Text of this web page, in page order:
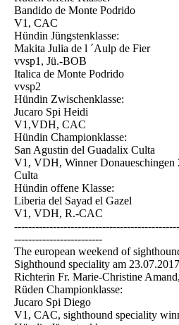
Bandido de Monte Podrido
V1, CAC
Hündin Jüngstenklasse:
Makita Julia de l ´Aulp de Fier
vvsp1, Jü.-BOB
Italica de Monte Podrido
vvsp2
Hündin Zwischenklasse:
Jucaro Spi Heidi
V1,VDH, CAC
Hündin Championklasse:
San Agustin del Guadalix Culta
V1, VDH, Winner Donaueschingen
Culta
Hündin offene Klasse:
Liberia del Sayad el Gazel
V1, VDH, R.-CAC
-------------------------
The european weekend of
Sighthound speciality am
Richterin Fr. Marie-Christine
Rüden Championklasse:
Jucaro Spi Diego
V1, CAC, sighthound speciality